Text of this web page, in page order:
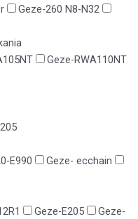
Geze-260 N8-N32
Geze-RWA110NT
E990
Geze- ecchain
Geze-E205
Geze-